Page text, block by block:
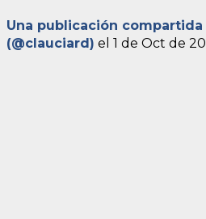
Una publicación
(@clauciard) el 1 de Oct de